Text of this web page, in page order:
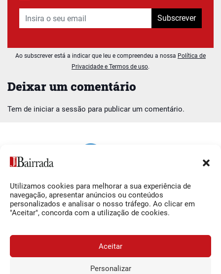
Utilizamos cookies para melhorar a sua experiência de
navegação, apresentar anúncios ou conteúdos
personalizados e analisar o nosso tráfego. Ao clicar em
"Aceitar", concorda com a utilização de cookies.
Aceitar
Personalizar
Deixar um comentário
Tem de iniciar a sessão para publicar um comentário.
Subscrever
Ao subscrever está a indicar que leu e compreendeu a nossa Política de
Privacidade e Termos de uso.
Siga-nos
Facebook
O Jornal da Bairrada
Contactos
Termos e Condições